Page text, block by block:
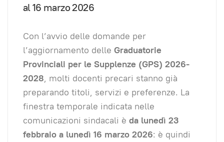
al 16 marzo 2026
Con l’avvio delle domande per
l’aggiornamento delle Graduatorie
Provinciali per le Supplenze (GPS) 2026-
2028, molti docenti precari stanno già
preparando titoli, servizi e preferenze. La
finestra temporale indicata nelle
comunicazioni sindacali è da lunedì 23
febbraio a lunedì 16 marzo 2026: è quindi